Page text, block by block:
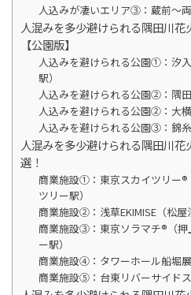
人込みが凄いエリア③：蔵前～
人混みを多少避けられる隅田川花
【公園版】
人込みを避けられる公園①：汐
駅）
人込みを避けられる公園②：隅
人込みを避けられる公園②：大
人込みを避けられる公園③：錦
人混みを多少避けられる隅田川
選！
商業施設①：東京スカイツリー®︎
ツリー駅）
商業施設②：浅草EKIMISE（松屋
商業施設③：東京ソラマチ®︎（押
ー駅）
商業施設④：タワーホール船堀
商業施設⑤：台東リバーサイド